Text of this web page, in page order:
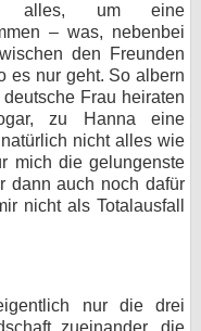
alles, um eine
– was, nebenbei
den Freunden
es nur geht. So albern
Frau heiraten
zu Hanna eine
nicht alles wie
mich die gelungenste
dann auch noch dafür
nicht als Totalausfall
nur die drei
zueinander, die